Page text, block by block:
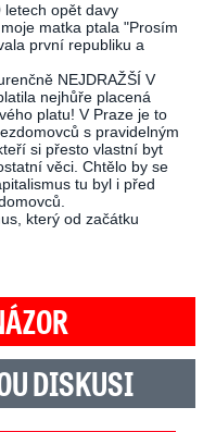
letech opět davy
matka ptala "Prosím
první republiku a
NEJDRAŽŠÍ V
nejhůře placená
platu! V Praze je to
s pravidelným
si přesto vlastní byt
věci. Chtělo by se
tu byl i před
který od začátku
DISKUSI